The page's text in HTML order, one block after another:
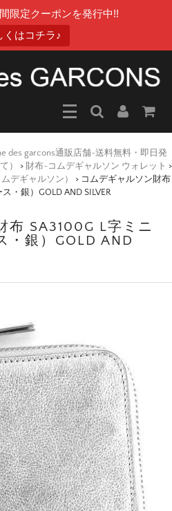
限定クーポンを発行中!!
はコチラ♪
des garcons通販店舗-送料無料・即日発
） > 財布-コムデギャルソン ウォレット >
デギャルソン）
> コムデギャルソン財布
・銀）GOLD AND SILVER
布 SA3100G L字ミニ
・銀）GOLD AND